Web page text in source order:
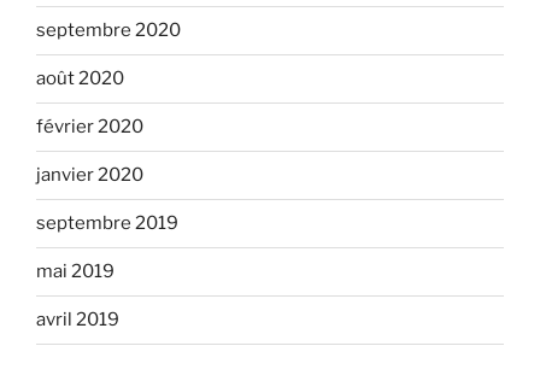
septembre 2020
août 2020
février 2020
janvier 2020
septembre 2019
mai 2019
avril 2019